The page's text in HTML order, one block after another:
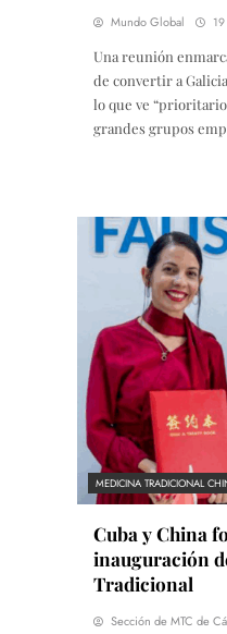
Mundo Global
Una reunión
de convertir a
lo que ve
grandes grupos
MEDICINA TRADICIONAL
Cuba y China
inauguración
Tradicional
Sección de MTC de